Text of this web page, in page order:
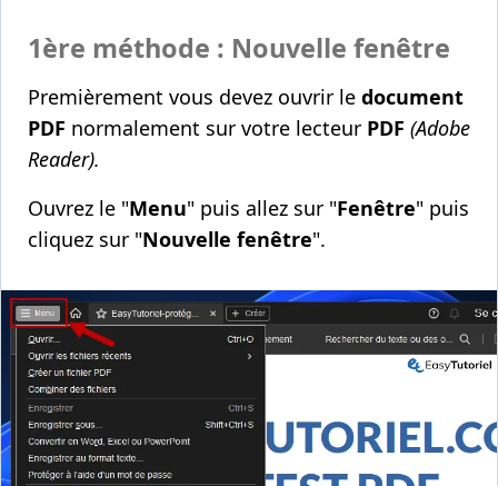
1ère méthode : Nouvelle fenêtre
Premièrement vous devez ouvrir le document
PDF normalement sur votre lecteur PDF (Adobe
Reader).
Ouvrez le "Menu" puis allez sur "Fenêtre" puis
cliquez sur "Nouvelle fenêtre".